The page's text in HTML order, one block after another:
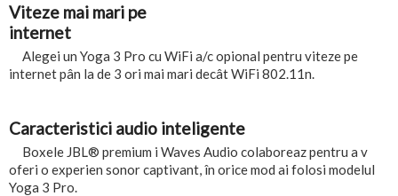
Viteze mai mari pe
internet
Alegei un Yoga 3 Pro cu WiFi a/c opional pentru viteze pe
internet pân la de 3 ori mai mari decât WiFi 802.11n.
Caracteristici audio inteligente
Boxele JBL® premium i Waves Audio colaboreaz pentru a v
oferi o experien sonor captivant, în orice mod ai folosi modelul
Yoga 3 Pro.